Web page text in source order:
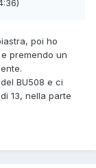
poi ho
premendo un
BU508 e ci
13, nella parte